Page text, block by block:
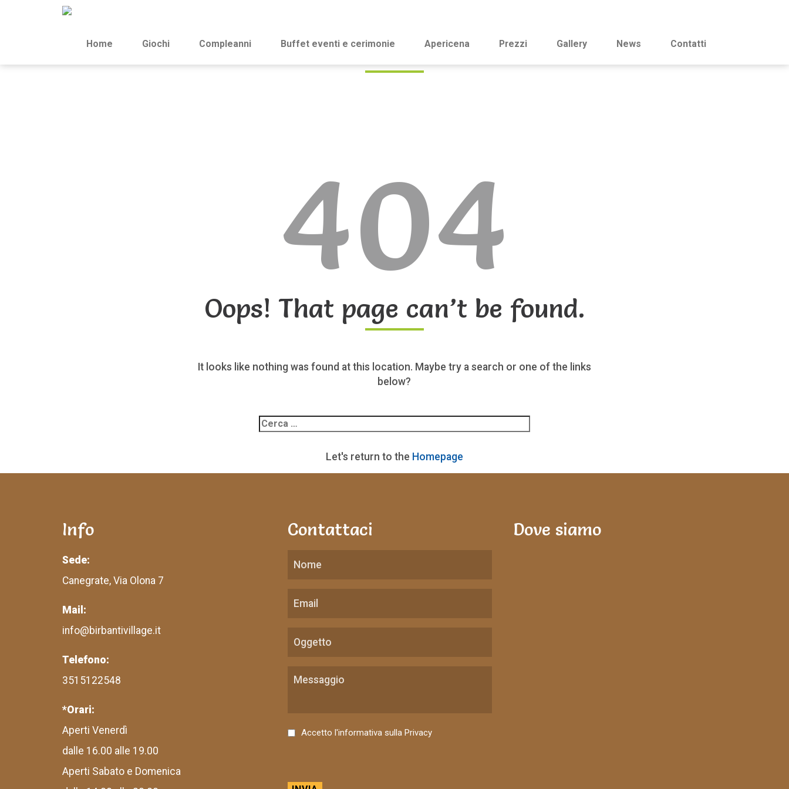
Home Giochi Compleanni Buffet eventi e cerimonie Apericena Prezzi Gallery News Contatti
404
Oops! That page can’t be found.
It looks like nothing was found at this location. Maybe try a search or one of the links
below?
per:
Let's return to the Homepage
Info
Sede:
Canegrate, Via Olona 7
Mail:
info@birbantivillage.it
Telefono:
3515122548
*Orari:
Aperti Venerdì
dalle 16.00 alle 19.00
Aperti Sabato e Domenica
Contattaci
C
e
Accetto l'informativa sulla Privacy
Dove siamo